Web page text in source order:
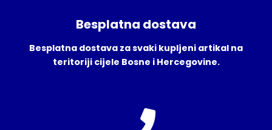
Besplatna dostava
Besplatna dostava za svaki kupljeni artikal na
teritoriji cijele Bosne i Hercegovine.